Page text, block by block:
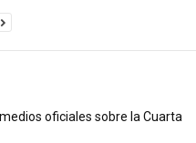
oficiales sobre la Cuarta